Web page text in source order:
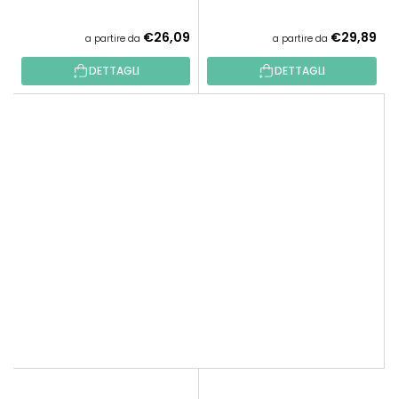
a partire da €26,09
DETTAGLI
a partire da €29,89
DETTAGLI